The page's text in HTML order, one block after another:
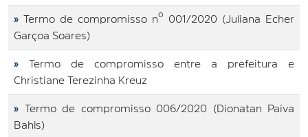
» Termo de compromisso nº 001/2020 (Juliana Echer
Garçoa Soares)
» Termo de compromisso entre a prefeitura e
Christiane Terezinha Kreuz
» Termo de compromisso 006/2020 (Dionatan Paiva
Bahls)